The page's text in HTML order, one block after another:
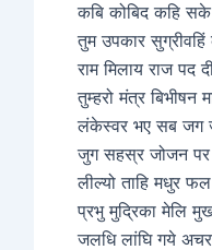
कबि कोबिद कहि
तुम उपकार सुग्रीवहिं
राम मिलाय राज पद
तुम्हरो मंत्र बिभीषन
लंकेस्वर भए सब जग
जुग सहस्र जोजन पर
लील्यो ताहि मधुर
प्रभु मुद्रिका मेलि
जलधि लांघि गये